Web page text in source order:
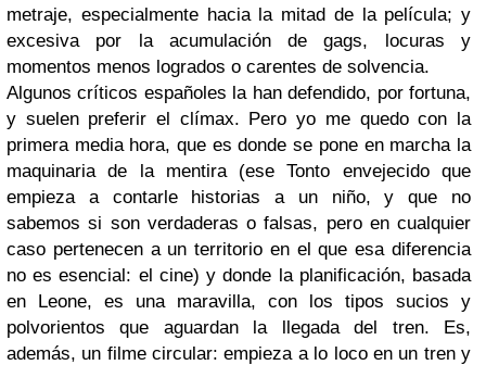
metraje, especialmente hacia la mitad de la película; y
excesiva por la acumulación de gags, locuras y
momentos menos logrados o carentes de solvencia.
Algunos críticos españoles la han defendido, por fortuna,
y suelen preferir el clímax. Pero yo me quedo con la
primera media hora, que es donde se pone en marcha la
maquinaria de la mentira (ese Tonto envejecido que
empieza a contarle historias a un niño, y que no
sabemos si son verdaderas o falsas, pero en cualquier
caso pertenecen a un territorio en el que esa diferencia
no es esencial: el cine) y donde la planificación, basada
en Leone, es una maravilla, con los tipos sucios y
polvorientos que aguardan la llegada del tren. Es,
además, un filme circular: empieza a lo loco en un tren y